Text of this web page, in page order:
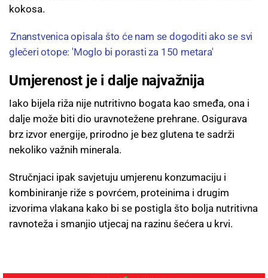
kokosa.
Znanstvenica opisala što će nam se dogoditi ako se svi
glečeri otope: 'Moglo bi porasti za 150 metara'
Umjerenost je i dalje najvažnija
Iako bijela riža nije nutritivno bogata kao smeđa, ona i
dalje može biti dio uravnotežene prehrane. Osigurava
brz izvor energije, prirodno je bez glutena te sadrži
nekoliko važnih minerala.
Stručnjaci ipak savjetuju umjerenu konzumaciju i
kombiniranje riže s povrćem, proteinima i drugim
izvorima vlakana kako bi se postigla što bolja nutritivna
ravnoteža i smanjio utjecaj na razinu šećera u krvi.